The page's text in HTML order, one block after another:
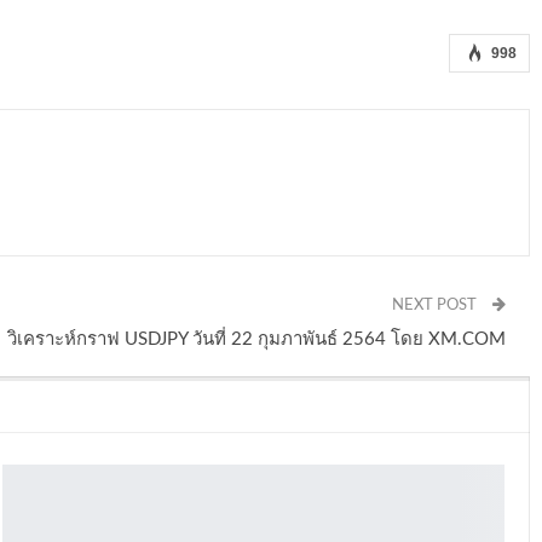
998
NEXT POST
วิเคราะห์กราฟ USDJPY วันที่ 22 กุมภาพันธ์ 2564 โดย XM.COM